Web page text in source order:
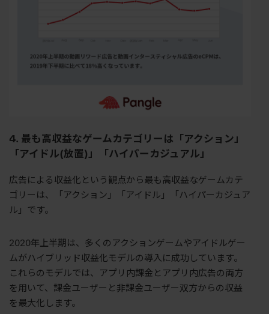
4. 最も高収益なゲームカテゴリーは「アクション」
「アイドル(放置)」「ハイパーカジュアル」
広告による収益化という観点から最も高収益なゲームカテ
ゴリーは、「アクション」「アイドル」「ハイパーカジュア
ル」です。
2020年上半期は、多くのアクションゲームやアイドルゲー
ムがハイブリッド収益化モデルの導入に成功しています。
これらのモデルでは、アプリ内課金とアプリ内広告の両方
を用いて、課金ユーザーと非課金ユーザー双方からの収益
を最大化します。